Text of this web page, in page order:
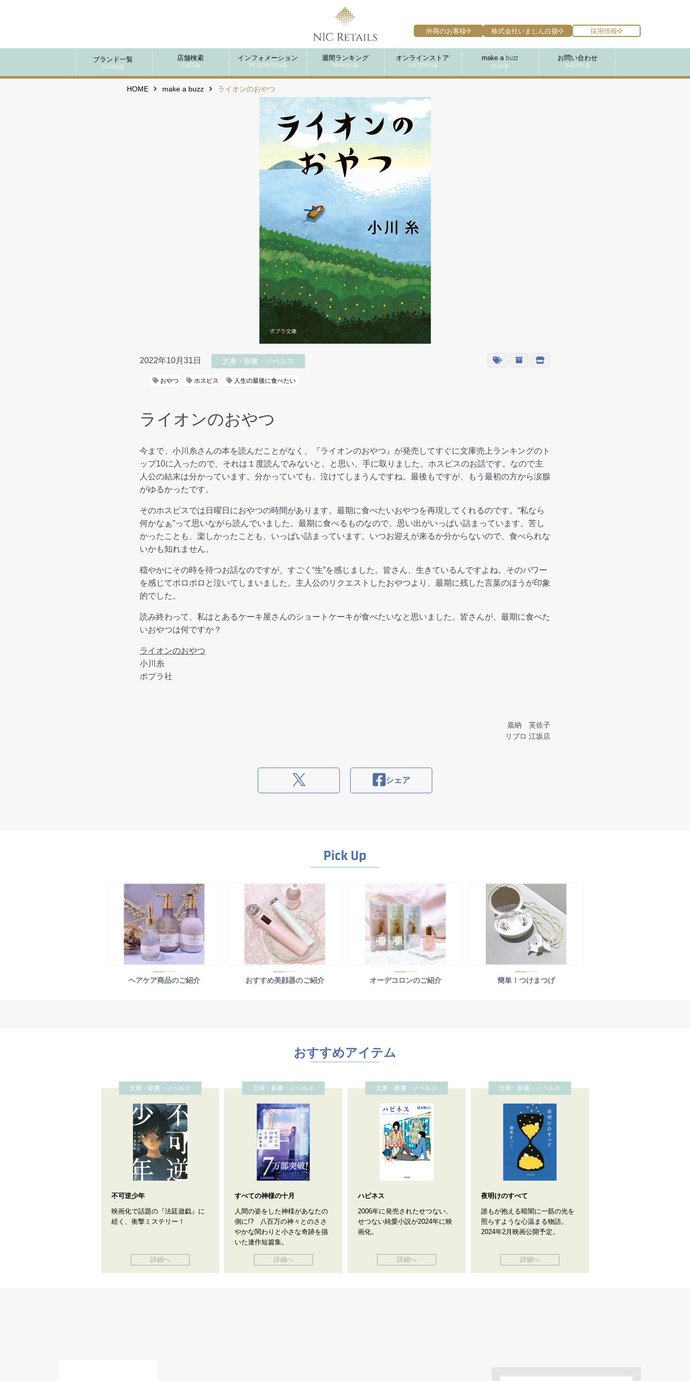
ブランド一覧
BRAND
店舗検索
SHOP
インフォメーション
INFORMATION
週間ランキング
RANKING
オンラインストア
SHOPPING
make a buzz
buzz
お問い合わせ
INQUIRY
外商のお客様 株式会社いまじん白揚 採用情報
HOME make a buzz ライオンのおやつ
2022年10月31日 文庫・新書・ノベルス
おやつ ホスピス 人生の最後に食べたい
ライオンのおやつ
今まで、小川糸さんの本を読んだことがなく、『ライオンのおやつ』が発売してすぐに文庫売上ランキングのト
ップ10に入ったので、それは１度読んでみないと。と思い、手に取りました。ホスピスのお話です。なので主
人公の結末は分かっています。分かっていても、泣けてしまうんですね。最後もですが、もう最初の方から涙腺
がゆるかったです。
そのホスピスでは日曜日におやつの時間があります。最期に食べたいおやつを再現してくれるのです。“私なら
何かなぁ”って思いながら読んでいました。最期に食べるものなので、思い出がいっぱい詰まっています。苦し
かったことも、楽しかったことも、いっぱい詰まっています。いつお迎えが来るか分からないので、食べられな
いかも知れません。
穏やかにその時を待つお話なのですが、すごく“生”を感じました。皆さん、生きているんですよね。そのパワー
を感じてポロポロと泣いてしまいました。主人公のリクエストしたおやつより、最期に残した言葉のほうが印象
的でした。
読み終わって、私はとあるケーキ屋さんのショートケーキが食べたいなと思いました。皆さんが、最期に食べた
いおやつは何ですか？
ライオンのおやつ
小川糸
ポプラ社
嘉納 芙佐子
リブロ 江坂店
シェア
Pick Up
ヘアケア商品のご紹介 おすすめ美顔器のご紹介 オーデコロンのご紹介 簡単！つけまつげ
おすすめアイテム
文庫・新書・ノベルス
不可逆少年
映画化で話題の『法廷遊戯』に
続く、衝撃ミステリー！
詳細へ
文庫・新書・ノベルス
すべての神様の十月
人間の姿をした神様があなたの
側に!? 八百万の神々とのささ
やかな関わりと小さな奇跡を描
いた連作短篇集。
詳細へ
文庫・新書・ノベルス
ハピネス
2006年に発売されたせつない、
せつない純愛小説が2024年に映
画化。
詳細へ
文庫・新書・ノベルス
夜明けのすべて
誰もが抱える暗闇に一筋の光を
照らすような心温まる物語。
2024年2月映画公開予定。
詳細へ